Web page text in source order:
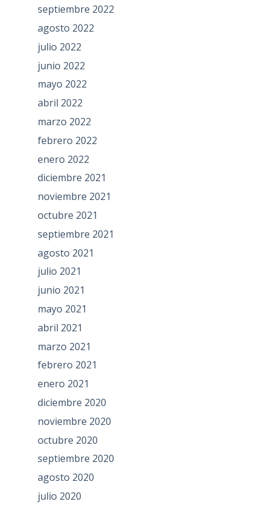
septiembre 2022
agosto 2022
julio 2022
junio 2022
mayo 2022
abril 2022
marzo 2022
febrero 2022
enero 2022
diciembre 2021
noviembre 2021
octubre 2021
septiembre 2021
agosto 2021
julio 2021
junio 2021
mayo 2021
abril 2021
marzo 2021
febrero 2021
enero 2021
diciembre 2020
noviembre 2020
octubre 2020
septiembre 2020
agosto 2020
julio 2020